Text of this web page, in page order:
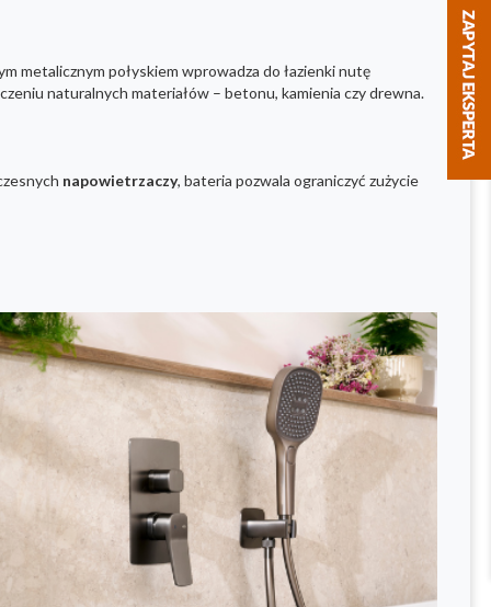
metalicznym połyskiem wprowadza do łazienki nutę
naturalnych materiałów – betonu, kamienia czy drewna.
napowietrzaczy, bateria pozwala ograniczyć zużycie